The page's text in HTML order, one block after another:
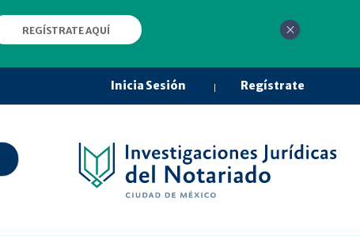
REGÍSTRATE AQUÍ
Inicia Sesión Regístrate